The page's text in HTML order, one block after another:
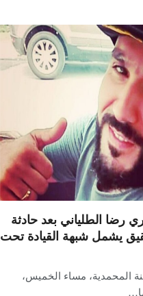
رضا الطلياني بعد حادثة
يشمل شبهة القيادة تحت
المحمدية، مساء الخميس،